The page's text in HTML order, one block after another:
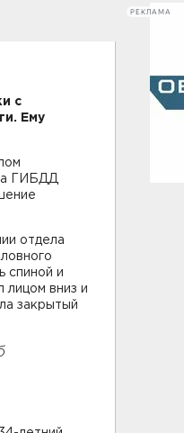
с
Ему
ГИБДД
отдела
спиной и
лицом вниз и
закрытый
РЕКЛАМА